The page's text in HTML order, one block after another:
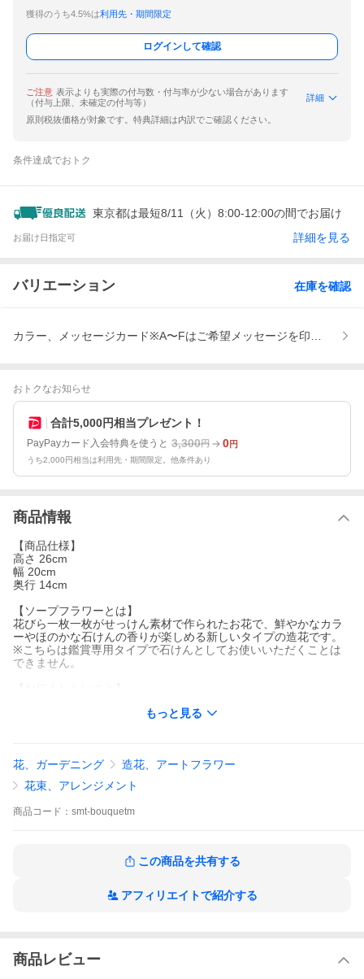
獲得のうち4.5%は利用先・期間限定
ログインして確認
ご注意 表示よりも実際の付与数・付与率が少ない場合があります
（付与上限、未確定の付与等）
詳細
原則税抜価格が対象です。特典詳細は内訳でご確認ください。
条件達成でおトク
東京都は最短8/11（火）8:00-12:00の間でお届け
お届け日指定可 詳細を見る
バリエーション 在庫を確認
カラー、メッセージカード※A〜Fはご希望メッセージを印字します
おトクなお知らせ
合計5,000円相当プレゼント！
PayPayカード入会特典を使うと 3,300円 0円
うち2,000円相当は利用先・期間限定。他条件あり
商品情報
【商品仕様】
高さ 26cm
幅 20cm
奥行 14cm
【ソープフラワーとは】
花びら一枚一枚がせっけん素材で作られたお花で、鮮やかなカラ
ーやほのかな石けんの香りが楽しめる新しいタイプの造花です。
※こちらは鑑賞専用タイプで石けんとしてお使いいただくことは
できません。
※ラッピングの個体差により表記サイズより前後する場合がござ
【商品1点の重量】
ブーケ本体:約200g
紙袋に入れた状態:約290g
※当店現物在庫の実測でございますので、多少の個体差がござい
soapf/bouquetseries/bqtgft/snflwsoap/bday/anday/prsnt/rdg/pkg/o
rng/ylg/ppg/blg/skyg/mltg/whg/grg
日発送 ソープフラワー花束 結婚祝い そのまま飾れる ソープフラ
ワーギフト 立つブーケ シャボンフラワー フラワーソープ 還暦祝
もっと見る
花、ガーデニング
造花、アートフラワー
花束、アレンジメント
商品 コード： smt-bouquetm
この商品を共有する
アフィリエイトで紹介する
商品レビュー